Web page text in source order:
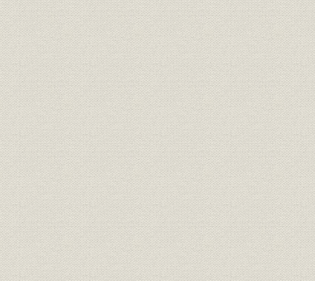
第2節 旅客営業
第1 旅客および手小荷物運送制度
第2 旅客および手小荷物輸送
第3 構内営業
第3節 貨物営業
第1 貨物運送制度
第2 貨物輸送
第4節 連絡運輸
第1 太湖汽船会社との連絡運輸
第2 日本鉄道会社との連絡運輸